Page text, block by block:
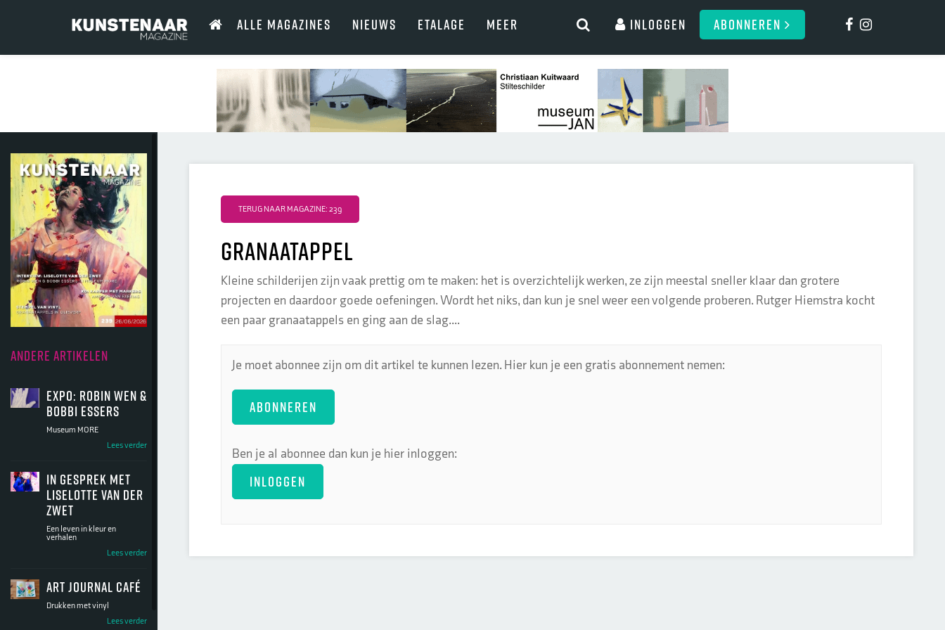
ALLE MAGAZINES NIEUWS ETALAGE MEER Inloggen ABONNEREN
ANDERE ARTIKELEN
Expo: Robin Wen &
Bobbi Essers
Museum MORE
Lees verder
In gesprek met
Liselotte van der
Zwet
Een leven in kleur en
verhalen
Lees verder
Art Journal Café
Drukken met vinyl
Lees verder
TERUG NAAR MAGAZINE: 239
Granaatappel
Kleine schilderijen zijn vaak prettig om te maken: het is overzichtelijk werken, ze zijn meestal sneller klaar dan grotere
projecten en daardoor goede oefeningen. Wordt het niks, dan kun je snel weer een volgende proberen. Rutger Hiemstra kocht
een paar granaatappels en ging aan de slag....
Je moet abonnee zijn om dit artikel te kunnen lezen. Hier kun je een gratis abonnement nemen:
ABONNEREN
Ben je al abonnee dan kun je hier inloggen:
INLOGGEN